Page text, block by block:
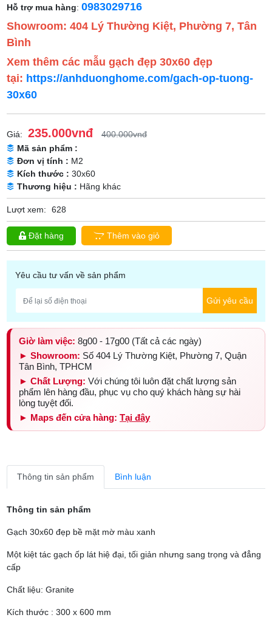
Hỗ trợ mua hàng:0983029716
Showroom: 404 Lý Thường Kiệt, Phường 7, Tân
Bình
Xem thêm các mẫu gạch đẹp 30x60 đẹp
tại: https://anhduonghome.com/gach-op-tuong-
30x60
Giá: 235.000vnđ
400.000vnđ
Mã sản phẩm :
Đơn vị tính : M2
Kích thước :30x60
Thương hiệu : Hãng khác
Lượt xem: 628
Đặt hàng Thêm vào giỏ
Yêu cầu tư vấn về sản phẩm
Gửi yêu cầu
Giờ làm việc: 8g00 - 17g00 (Tất cả các ngày)
► Showroom: Số 404 Lý Thường Kiệt, Phường 7, Quận
Tân Bình, TPHCM
► Chất Lượng: Với chúng tôi luôn đặt chất lượng sản
phẩm lên hàng đầu, phục vụ cho quý khách hàng sự hài
lòng tuyệt đối.
► Maps đến cửa hàng: Tại đây
Thông tin sản phẩm Bình luận
Thông tin sản phẩm
Gạch 30x60 đẹp bề mặt mờ màu xanh
Một kiệt tác gạch ốp lát hiệ đại, tối giản nhưng sang trọng và đẳng
cấp
Chất liệu: Granite
Kích thước : 300 x 600 mm